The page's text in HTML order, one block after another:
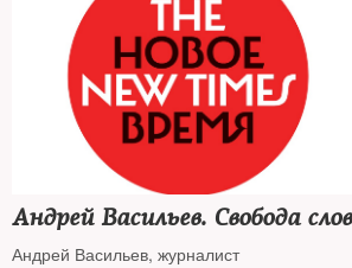
Андрей Васильев. Свобода
Андрей Васильев, журналист